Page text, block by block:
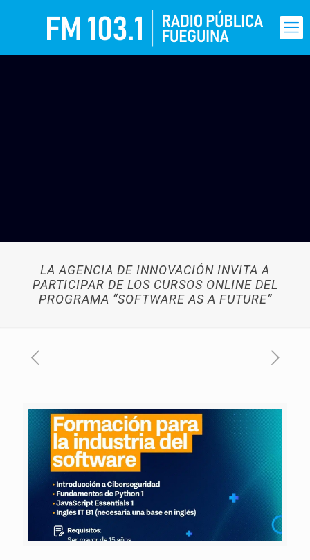
LA AGENCIA DE INNOVACIÓN INVITA A
PARTICIPAR DE LOS CURSOS ONLINE DEL
PROGRAMA “SOFTWARE AS A FUTURE”